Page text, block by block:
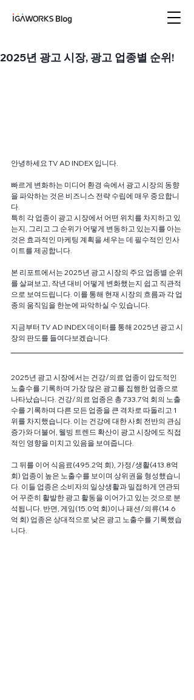
2025년 광고 시장, 광고 업종별 순위!
안녕하세요 TV AD INDEX 입니다.
빠르게 변화하는 미디어 환경 속에서 광고 시장의 동향
을 파악하는 것은 비즈니스 전략 수립에 매우 중요합니
다.
특히 각 업종이 광고 시장에서 어떤 위치를 차지하고 있
는지, 그리고 그 순위가 어떻게 변동하고 있는지를 아는
것은 효과적인 마케팅 계획을 세우는 데 필수적인 인사
이트를 제공합니다.
본 리포트에서는 2025년 광고 시장의 주요 업종별 순위
를 살펴보고, 작년 대비 어떻게 변화했는지 쉽고 직관적
으로 보여드립니다. 이를 통해 현재 시장의 흐름과 각 업
종의 움직임을 한눈에 파악하실 수 있습니다.
지금부터 TV AD INDEX 데이터를 통해 2025년 광고 시
장의 판도를 들여다보겠습니다.
2025년 광고 시장에서는 건강/의료 업종이 압도적인
노출수를 기록하며 가장 많은 광고를 집행한 업종으로
나타났습니다. 건강/의료 업종은 총 733.7억 회의 노출
수를 기록하며 다른 모든 업종을 큰 격차로 따돌리고 1
위를 차지했습니다. 이는 건강에 대한 사회 전반의 관심
증가와 더불어, 웰빙 트렌드 확산이 광고 시장에도 직접
적인 영향을 미치고 있음을 보여줍니다.
그 뒤를 이어 식음료(495.2억 회), 가정/생활(413.8억
회) 업종이 높은 노출수를 보이며 상위권을 형성했습니
다. 이들 업종은 소비자의 일상생활과 밀접하게 연관되
어 꾸준히 활발한 광고 활동을 이어가고 있는 것으로 분
석됩니다. 반면, 게임(15.0억 회)이나 패션/의류(14.6
억 회) 업종은 상대적으로 낮은 광고 노출수를 기록했습
니다.